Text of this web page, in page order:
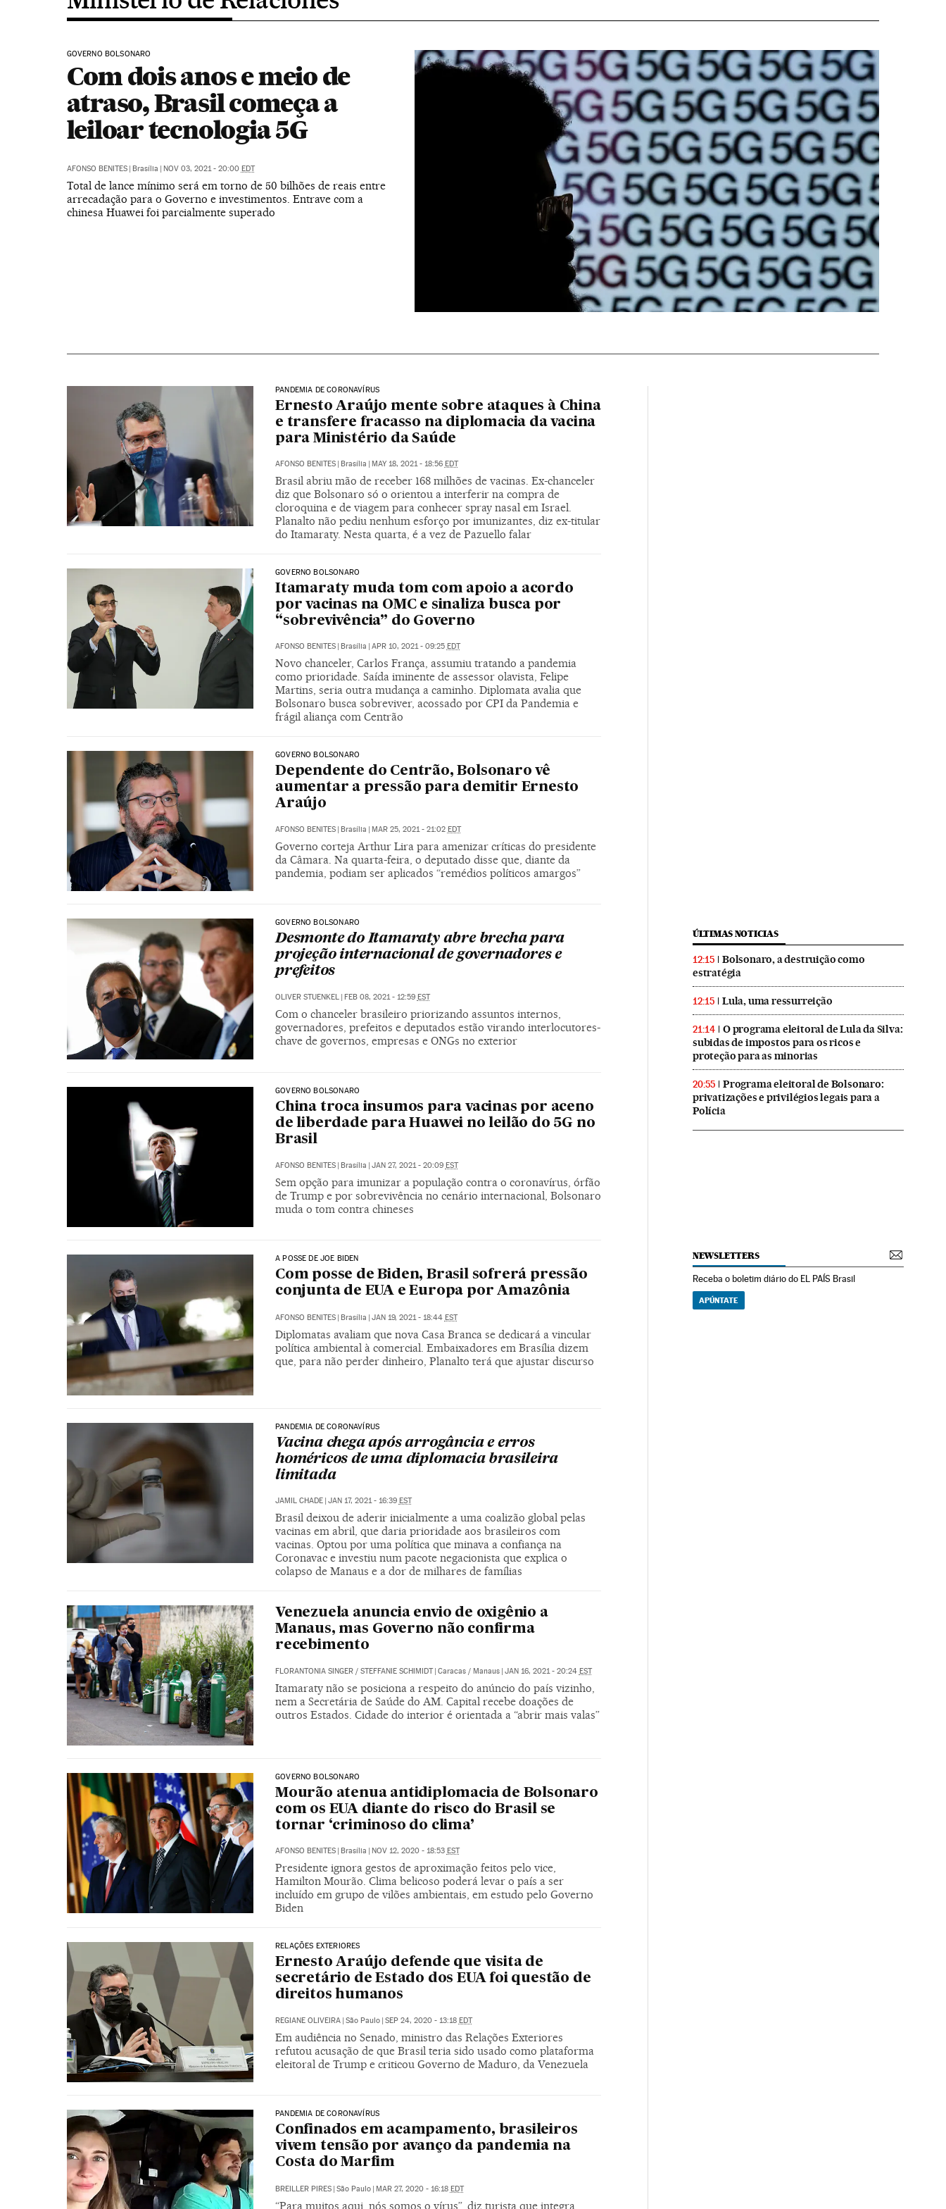
GOVERNO BOLSONARO
Com dois anos e meio de
atraso, Brasil começa a
leiloar tecnologia 5G
AFONSO BENITES | Brasília | NOV 03, 2021 - 20:00 EDT
Total de lance mínimo será em torno de 50 bilhões de reais entre
arrecadação para o Governo e investimentos. Entrave com a
chinesa Huawei foi parcialmente superado
PANDEMIA DE CORONAVÍRUS
Ernesto Araújo mente sobre ataques à China
e transfere fracasso na diplomacia da vacina
para Ministério da Saúde
AFONSO BENITES | Brasília | MAY 18, 2021 - 18:56 EDT
Brasil abriu mão de receber 168 milhões de vacinas. Ex-chanceler
diz que Bolsonaro só o orientou a interferir na compra de
cloroquina e de viagem para conhecer spray nasal em Israel.
Planalto não pediu nenhum esforço por imunizantes, diz ex-titular
do Itamaraty. Nesta quarta, é a vez de Pazuello falar
GOVERNO BOLSONARO
Itamaraty muda tom com apoio a acordo
por vacinas na OMC e sinaliza busca por
“sobrevivência” do Governo
AFONSO BENITES | Brasília | APR 10, 2021 - 09:25 EDT
Novo chanceler, Carlos França, assumiu tratando a pandemia
como prioridade. Saída iminente de assessor olavista, Felipe
Martins, seria outra mudança a caminho. Diplomata avalia que
Bolsonaro busca sobreviver, acossado por CPI da Pandemia e
frágil aliança com Centrão
GOVERNO BOLSONARO
Dependente do Centrão, Bolsonaro vê
aumentar a pressão para demitir Ernesto
Araújo
AFONSO BENITES | Brasília | MAR 25, 2021 - 21:02 EDT
Governo corteja Arthur Lira para amenizar críticas do presidente
da Câmara. Na quarta-feira, o deputado disse que, diante da
pandemia, podiam ser aplicados “remédios políticos amargos”
GOVERNO BOLSONARO
Desmonte do Itamaraty abre brecha para
projeção internacional de governadores e
prefeitos
OLIVER STUENKEL FEB 08, 2021 - 12:59 EST
Com o chanceler brasileiro priorizando assuntos internos,
governadores, prefeitos e deputados estão virando interlocutores-
chave de governos, empresas e ONGs no exterior
GOVERNO BOLSONARO
China troca insumos para vacinas por aceno
de liberdade para Huawei no leilão do 5G no
Brasil
AFONSO BENITES | Brasília | JAN 27, 2021 - 20:09 EST
Sem opção para imunizar a população contra o coronavírus, órfão
de Trump e por sobrevivência no cenário internacional, Bolsonaro
muda o tom contra chineses
A POSSE DE JOE BIDEN
Com posse de Biden, Brasil sofrerá pressão
conjunta de EUA e Europa por Amazônia
AFONSO BENITES Brasília JAN 19, 2021 - 18:44 EST
Diplomatas avaliam que nova Casa Branca se dedicará a vincular
política ambiental à comercial. Embaixadores em Brasília dizem
que, para não perder dinheiro, Planalto terá que ajustar discurso
PANDEMIA DE CORONAVÍRUS
Vacina chega após arrogância e erros
homéricos de uma diplomacia brasileira
limitada
JAMIL CHADE | JAN 17, 2021 - 16:39 EST
Brasil deixou de aderir inicialmente a uma coalizão global pelas
vacinas em abril, que daria prioridade aos brasileiros com
vacinas. Optou por uma política que minava a confiança na
Coronavac e investiu num pacote negacionista que explica o
colapso de Manaus e a dor de milhares de famílias
Venezuela anuncia envio de oxigênio a
Manaus, mas Governo não confirma
recebimento
FLORANTONIA SINGER/ STEFFANIE SCHIMIDT Caracas / Manaus JAN 16, 2021 - 20:24 EST
Itamaraty não se posiciona a respeito do anúncio do país vizinho,
nem a Secretária de Saúde do AM. Capital recebe doações de
outros Estados. Cidade do interior é orientada a “abrir mais valas”
GOVERNO BOLSONARO
Mourão atenua antidiplomacia de Bolsonaro
com os EUA diante do risco do Brasil se
tornar ‘criminoso do clima’
AFONSO BENITES | Brasília | NOV 12, 2020 - 18:53 EST
Presidente ignora gestos de aproximação feitos pelo vice,
Hamilton Mourão. Clima belicoso poderá levar o país a ser
incluído em grupo de vilões ambientais, em estudo pelo Governo
Biden
RELAÇÕES EXTERIORES
Ernesto Araújo defende que visita de
secretário de Estado dos EUA foi questão de
direitos humanos
REGIANE OLIVEIRA | São Paulo | SEP 24, 2020 - 13:18 EDT
Em audiência no Senado, ministro das Relações Exteriores
refutou acusação de que Brasil teria sido usado como plataforma
eleitoral de Trump e criticou Governo de Maduro, da Venezuela
PANDEMIA DE CORONAVÍRUS
Confinados em acampamento, brasileiros
vivem tensão por avanço da pandemia na
Costa do Marfim
BREILLER PIRES São Paulo MAR 27, 2020 - 16:18 EDT
“Para muitos aqui, nós somos o vírus”, diz turista que integra
ÚLTIMAS NOTICIAS
12:15
Bolsonaro, a destruição como
estratégia
12:15 Lula, uma ressurreição
21:14
O programa eleitoral de Lula da Silva:
subidas de impostos para os ricos e
proteção para as minorias
20:55
Programa eleitoral de Bolsonaro:
privatizações e privilégios legais para a
Polícia
NEWSLETTERS
Receba o boletim diário do EL PAÍS Brasil
APÚNTATE